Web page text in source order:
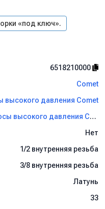
«под ключ».
6518210000
Comet
высокого давления Comet
Плунжерные насосы высокого давления Comet
Нет
1/2 внутренняя резьба
3/8 внутренняя резьба
Латунь
33